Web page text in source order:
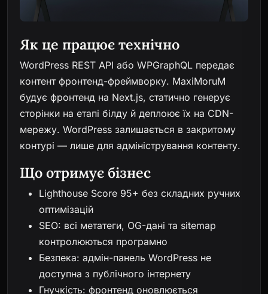
Як це працює технічно
WordPress REST API або WPGraphQL передає
контент фронтенд-фреймворку. MaxiMoruM
будує фронтенд на Next.js, статично генерує
сторінки на етапі білду й деплоює їх на CDN-
мережу. WordPress залишається в закритому
контурі — лише для адміністрування контенту.
Що отримує бізнес
Lighthouse Score 95+ без складних ручних
оптимізацій
SEO: всі метатеги, OG-дані та sitemap
контролюються програмно
Безпека: адмін-панель WordPress не
доступна з публічного інтернету
Гнучкість: фронтенд оновлюється